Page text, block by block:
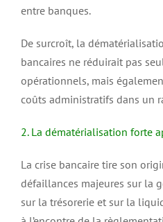
entre banques.
De surcroît, la
bancaires ne réduirait pas
opérationnels, mais
coûts administratifs dans un
2. La dématérialisation forte
La crise bancaire tire son
défaillances majeures sur la
sur la trésorerie et sur la